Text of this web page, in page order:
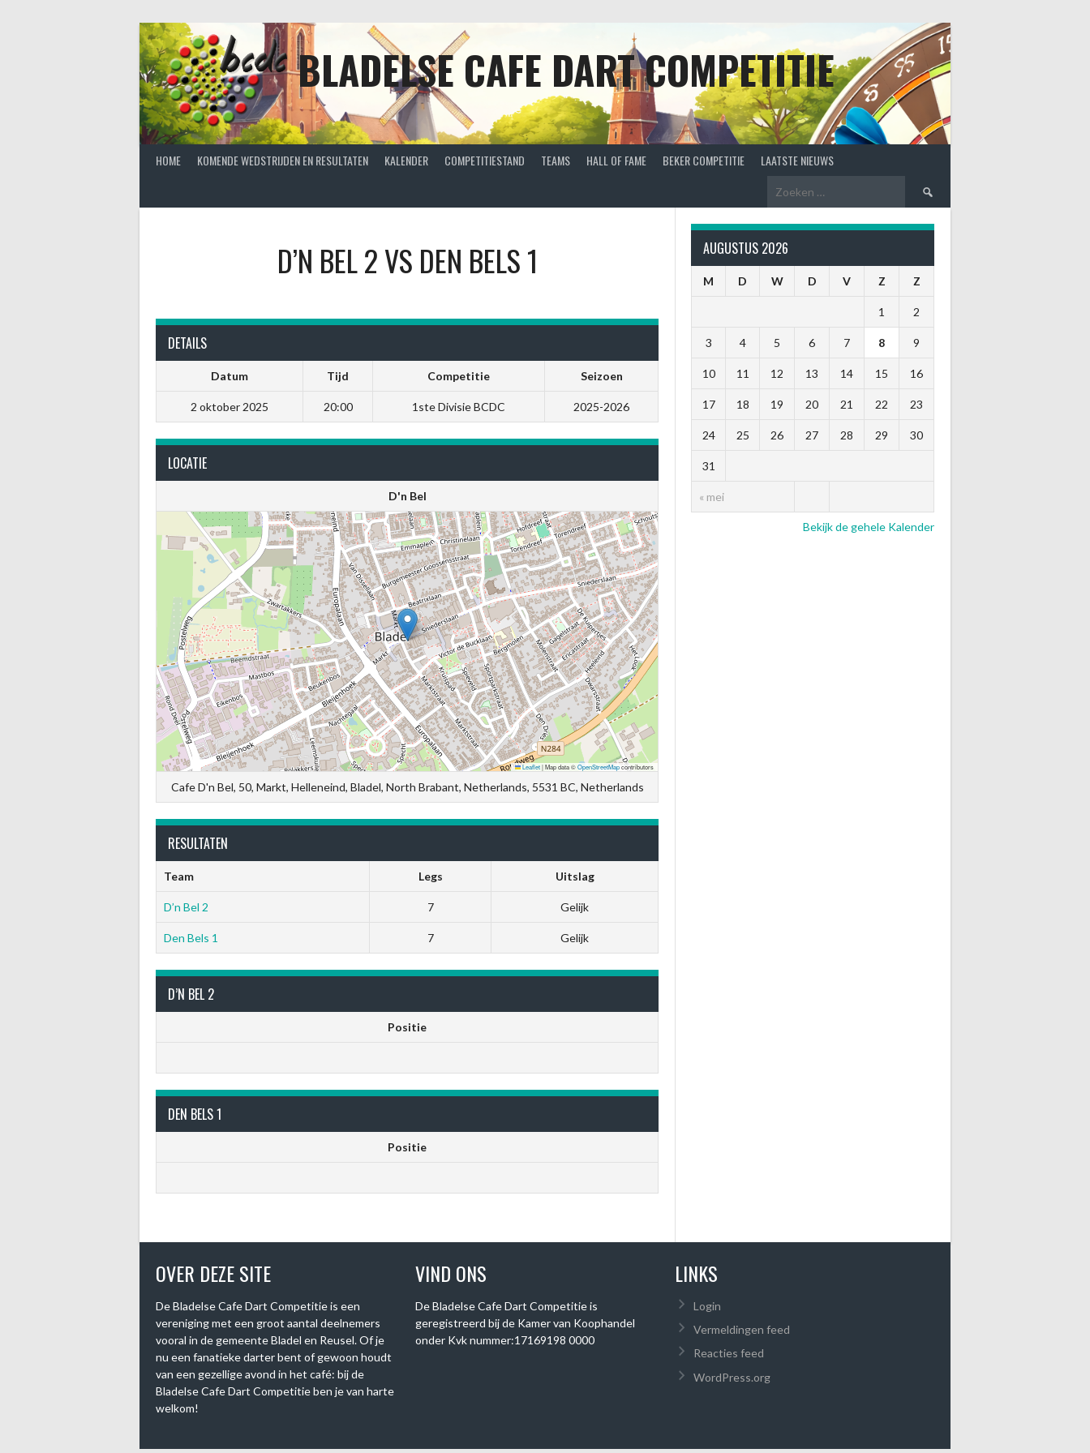
BLADELSE CAFE DART COMPETITIE
HOME KOMENDE WEDSTRIJDEN EN RESULTATEN KALENDER COMPETITIESTAND TEAMS HALL OF FAME BEKER COMPETITIE LAATSTE NIEUWS
Zoeken
D’N BEL 2VS DEN BELS 1
DETAILS
Datum Tijd Competitie Seizoen
2 oktober 2025 20:00 1ste Divisie BCDC 2025-2026
LOCATIE
D'n Bel
Leaflet|Map data ©OpenStreetMapcontributors
Cafe D'n Bel, 50, Markt, Helleneind, Bladel, North Brabant, Netherlands, 5531 BC, Netherlands
RESULTATEN
Team Legs Uitslag
D’n Bel 2 7 Gelijk
Den Bels 1 7 Gelijk
D’N BEL 2
Positie
DEN BELS 1
Positie
AUGUSTUS 2026
M D W D V Z Z
« mei
1 2
3 4 5 6 7 8 9
10 11 12 13 14 15 16
17 18 19 20 21 22 23
24 25 26 27 28 29 30
31
Bekijk de gehele Kalender
OVER DEZE SITE
De Bladelse Cafe Dart Competitie is een
vereniging met een groot aantal deelnemers
vooral in de gemeente Bladel en Reusel. Of je
nu een fanatieke darter bent of gewoon houdt
van een gezellige avond in het café: bij de
Bladelse Cafe Dart Competitie ben je van harte
welkom!
VIND ONS
De Bladelse Cafe Dart Competitie is
geregistreerd bij de Kamer van Koophandel
onder Kvk nummer:17169198 0000
LINKS
Login
Vermeldingen feed
Reacties feed
WordPress.org